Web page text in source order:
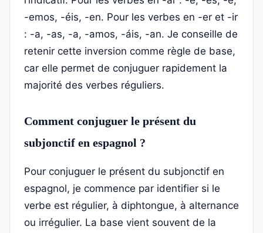
-emos, -éis, -en. Pour les verbes en -er et -ir
: -a, -as, -a, -amos, -áis, -an. Je conseille de
retenir cette inversion comme règle de base,
car elle permet de conjuguer rapidement la
majorité des verbes réguliers.
Comment conjuguer le présent du
subjonctif en espagnol ?
Pour conjuguer le présent du subjonctif en
espagnol, je commence par identifier si le
verbe est régulier, à diphtongue, à alternance
ou irrégulier. La base vient souvent de la